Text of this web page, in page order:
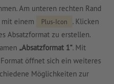
Am unteren rechten Rand
mit einem
Plus-Icon
. Klicken
Absatzformat zu erstellen.
„Absatzformat 1“. Mit
öffnet sich ein weiteres
Möglichkeiten zur